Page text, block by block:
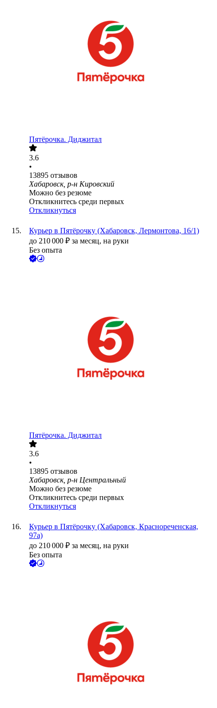
Пятёрочка. Диджитал
3.6
•
13895 отзывов
Хабаровск, р-н Кировский
Можно без резюме
Откликнитесь среди первых
Откликнуться
Курьер в Пятёрочку (Хабаровск, Лермонтова, 16/1)
до 210 000 ₽ за месяц, на руки
Без опыта
Пятёрочка. Диджитал
3.6
•
13895 отзывов
Хабаровск, р-н Центральный
Можно без резюме
Откликнитесь среди первых
Откликнуться
Курьер в Пятёрочку (Хабаровск, Краснореченская,
97а)
до 210 000 ₽ за месяц, на руки
Без опыта